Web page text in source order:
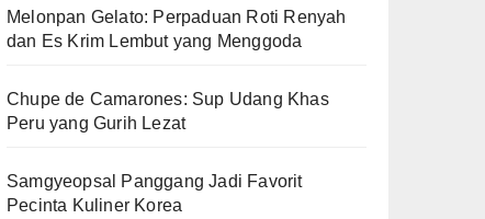
Melonpan Gelato: Perpaduan Roti Renyah
dan Es Krim Lembut yang Menggoda
Chupe de Camarones: Sup Udang Khas
Peru yang Gurih Lezat
Samgyeopsal Panggang Jadi Favorit
Pecinta Kuliner Korea